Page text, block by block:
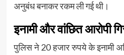
अनुबंध बनाकर रकम ली गई थी।
इनामी और वांछित आरोपी
पुलिस ने 20 हजार रुपये के इनामी